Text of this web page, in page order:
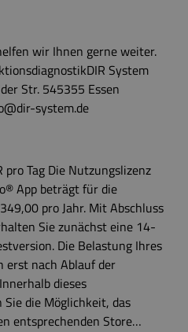
wir Ihnen gerne weiter.
System
Str. 545355 Essen
system.de
pro Tag Die Nutzungslizenz
App beträgt für die
pro Jahr. Mit Abschluss
Sie zunächst eine 14-
Die Belastung Ihres
erst nach Ablauf der
dieses
die Möglichkeit, das
entsprechenden Store…